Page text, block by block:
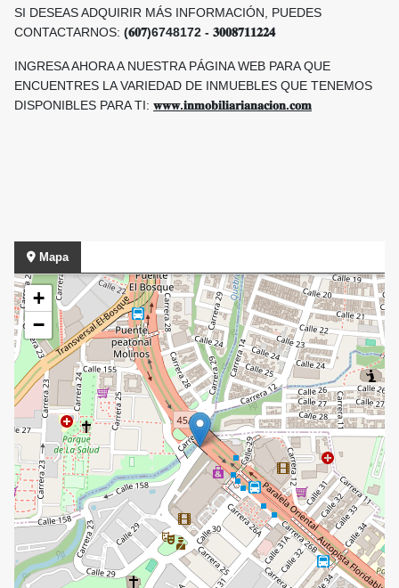
SI DESEAS ADQUIRIR MÁS INFORMACIÓN, PUEDES
CONTACTARNOS: (𝟔𝟎𝟕)6748172 - 𝟑𝟎𝟎𝟖𝟕𝟏𝟏𝟐𝟐𝟒
INGRESA AHORA A NUESTRA PÁGINA WEB PARA QUE
ENCUENTRES LA VARIEDAD DE INMUEBLES QUE TENEMOS
DISPONIBLES PARA TI: 𝐰𝐰𝐰.𝐢𝐧𝐦𝐨𝐛𝐢𝐥𝐢𝐚𝐫𝐢𝐚𝐧𝐚𝐜𝐢𝐨𝐧.𝐜𝐨𝐦
Mapa
+
−